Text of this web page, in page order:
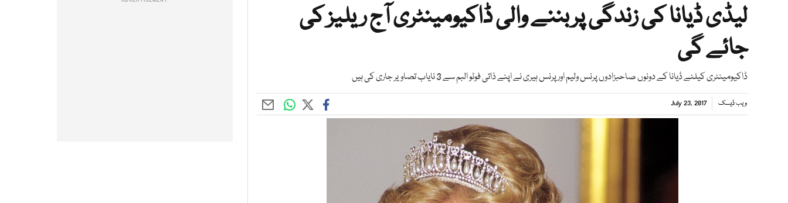
لیڈی ڈیانا کی زندگی پربننے والی ڈاکیومینٹری آج ریلیز کی
جائے گی
ڈاکیومینٹری کیلئے ڈیانا کے دونوں صاحبزادوں پرنس ولیم اورپرنس ہیری نے اپنے ذاتی فوٹو البم سے 3 نایاب تصاویر جاری کی ہیں
ویب ڈیسک July 23, 2017